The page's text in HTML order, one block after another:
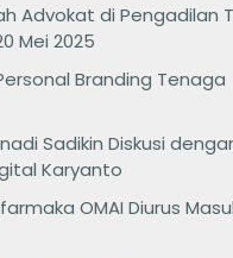
Advokat di Pengadilan
Mei 2025
Branding Tenaga
Sadikin Diskusi
Karyanto
OMAI Diurus